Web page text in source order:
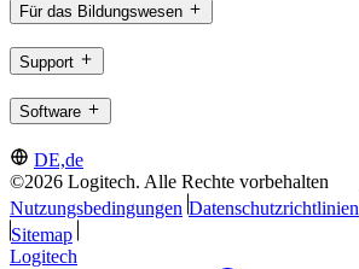
Für das Bildungswesen
Support
Software
DE,de
©2026 Logitech. Alle Rechte vorbehalten
Nutzungsbedingungen Datenschutzrichtlinien
Sitemap
Logitech